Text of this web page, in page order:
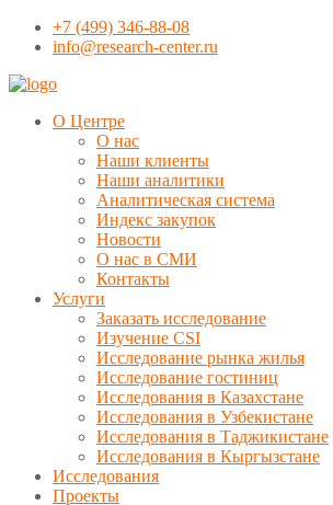
+7 (499) 346-88-08
info@research-center.ru
О Центре
О нас
Наши клиенты
Наши аналитики
Аналитическая система
Индекс закупок
Новости
О нас в СМИ
Контакты
Услуги
Заказать исследование
Изучение CSI
Исследование рынка жилья
Исследование гостиниц
Исследования в Казахстане
Исследования в Узбекистане
Исследования в Таджикистане
Исследования в Кыргызстане
Исследования
Проекты